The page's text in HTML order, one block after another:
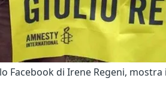
Facebook di Irene Regeni,